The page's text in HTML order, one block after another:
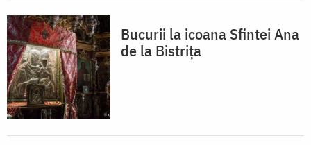
Bucurii la icoana Sfintei Ana
de la Bistrița